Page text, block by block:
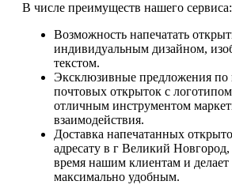
В числе преимуществ нашего сервиса:
Возможность напечатать
индивидуальным дизайном,
текстом.
Эксклюзивные предложения по
почтовых открыток с
отличным инструментом
взаимодействия.
Доставка напечатанных
адресату в г Великий
время нашим клиентам и делает
максимально удобным.